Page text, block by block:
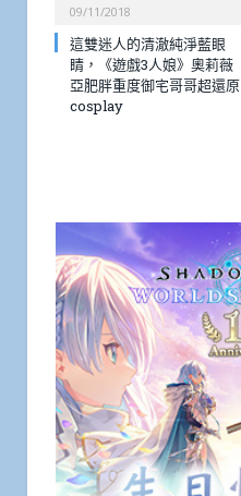
09/11/2018
這雙迷人的清澈純淨藍眼
睛，《遊戲3人娘》奧莉薇
亞肥胖重度御宅哥哥超還原
cosplay